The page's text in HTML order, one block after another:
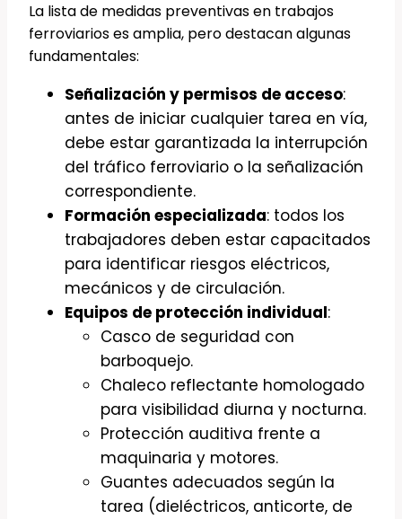
La lista de medidas preventivas en trabajos
ferroviarios es amplia, pero destacan algunas
fundamentales:
Señalización y permisos de acceso:
antes de iniciar cualquier tarea en vía,
debe estar garantizada la interrupción
del tráfico ferroviario o la señalización
correspondiente.
Formación especializada: todos los
trabajadores deben estar capacitados
para identificar riesgos eléctricos,
mecánicos y de circulación.
Equipos de protección individual:
Casco de seguridad con
barboquejo.
Chaleco reflectante homologado
para visibilidad diurna y nocturna.
Protección auditiva frente a
maquinaria y motores.
Guantes adecuados según la
tarea (dieléctricos, anticorte, de